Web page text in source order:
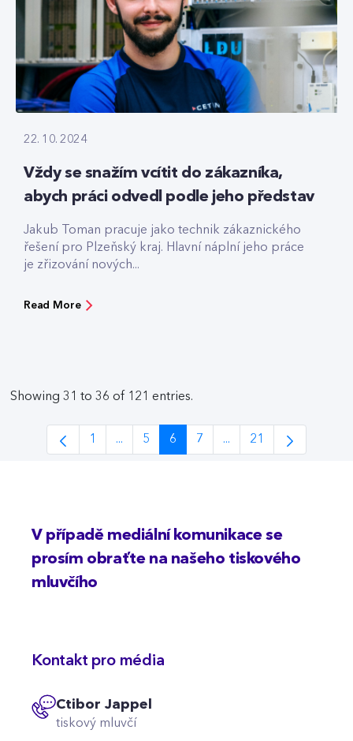
22. 10. 2024
Vždy se snažím vcítit do zákazníka,
abych práci odvedl podle jeho představ
Jakub Toman pracuje jako technik zákaznického
řešení pro Plzeňský kraj. Hlavní náplní jeho práce
je zřizování nových...
Read More
Showing 31 to 36 of 121 entries.
Page
1 ...
Intermediate Pages Use TAB to navigate.
Page
5
Page
6
Page
7 ...
Intermediate Pages
Page
21
V případě mediální komunikace se
prosím obraťte na našeho tiskového
mluvčího
Kontakt pro média
Ctibor Jappel
tiskový mluvčí